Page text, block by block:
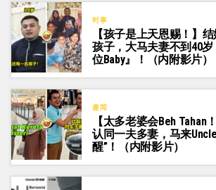
时事
【孩子是上天恩赐！】
孩子，大马夫妻不到40
位Baby』！（内附影片）
趣闻
【太多老婆会Beh Tahan
认同一夫多妻，马来
醒”！（内附影片）